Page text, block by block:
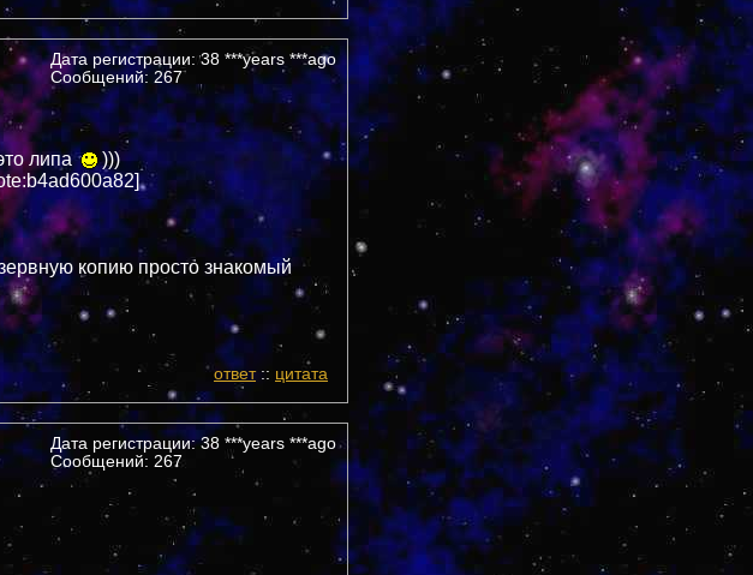
Дата регистрации: 38 ***years ***ago
Сообщений: 267
липа
)))
копию просто знакомый
ответ:: цитата
Дата регистрации: 38 ***years ***ago
Сообщений: 267